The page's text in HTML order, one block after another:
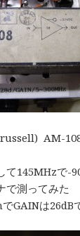
AM-
て145MHzで-
で測ってみた
GAINは26dB